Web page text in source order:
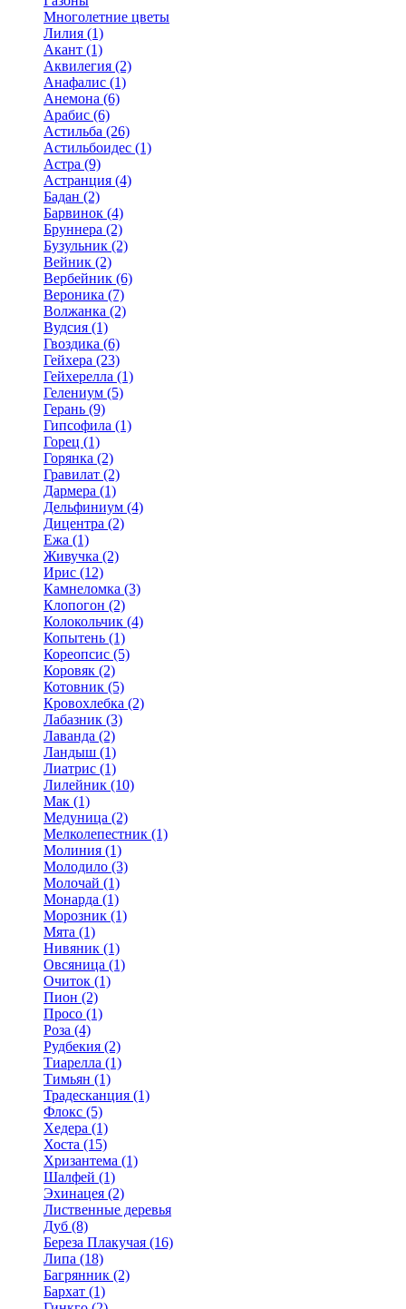
Многолетние цветы
Лилия (1)
Акант (1)
Аквилегия (2)
Анафалис (1)
Анемона (6)
Арабис (6)
Астильба (26)
Астильбоидес (1)
Астра (9)
Астранция (4)
Бадан (2)
Барвинок (4)
Бруннера (2)
Бузульник (2)
Вейник (2)
Вербейник (6)
Вероника (7)
Волжанка (2)
Вудсия (1)
Гвоздика (6)
Гейхера (23)
Гейхерелла (1)
Гелениум (5)
Герань (9)
Гипсофила (1)
Горец (1)
Горянка (2)
Гравилат (2)
Дармера (1)
Дельфиниум (4)
Дицентра (2)
Ежа (1)
Живучка (2)
Ирис (12)
Камнеломка (3)
Клопогон (2)
Колокольчик (4)
Копытень (1)
Кореопсис (5)
Коровяк (2)
Котовник (5)
Кровохлебка (2)
Лабазник (3)
Лаванда (2)
Ландыш (1)
Лиатрис (1)
Лилейник (10)
Мак (1)
Медуница (2)
Мелколепестник (1)
Молиния (1)
Молодило (3)
Молочай (1)
Монарда (1)
Морозник (1)
Мята (1)
Нивяник (1)
Овсяница (1)
Очиток (1)
Пион (2)
Просо (1)
Роза (4)
Рудбекия (2)
Тиарелла (1)
Тимьян (1)
Традесканция (1)
Флокс (5)
Хедера (1)
Хоста (15)
Хризантема (1)
Шалфей (1)
Эхинацея (2)
Лиственные деревья
Дуб (8)
Береза Плакучая (16)
Липа (18)
Багрянник (2)
Бархат (1)